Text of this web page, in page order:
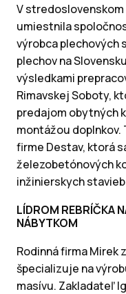
V stredoslovenskom
umiestnila
výrobca plechových
plechov na
výsledkami
Rimavskej Soboty,
predajom obytných
montážou
firme Destav, ktorá
železobetónových
inžinierskych
LÍDROM REBRÍČKA
NÁBYTKOM
Rodinná firma Mirek
špecializuje na
masívu. Zakladateľ